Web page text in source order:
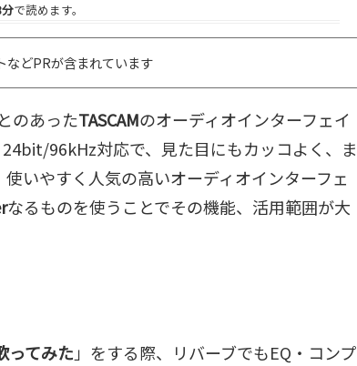
で読めます。
などPRが含まれています
のあったTASCAMのオーディオインターフェイ
96kHz対応で、見た目にもカッコよく、ま
いやすく人気の高いオーディオインターフェ
なるものを使うことでその機能、活用範囲が大
ってみた」をする際、リバーブでもEQ・コンプ